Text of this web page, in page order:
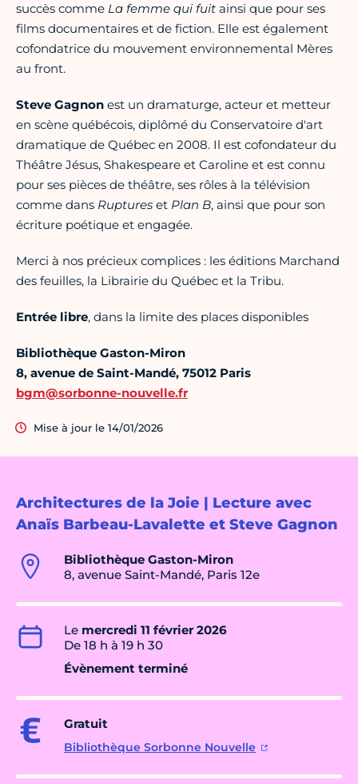
Architectures de la Joie | Lecture avec
Anaïs Barbeau-Lavalette et Steve Gagnon
Bibliothèque Gaston-Miron
8, avenue Saint-Mandé, Paris 12e
Le mercredi 11 février 2026
De 18 h à 19 h 30
Évènement terminé
Gratuit
Bibliothèque Sorbonne Nouvelle
succès comme La femme qui fuit ainsi que pour ses
films documentaires et de fiction. Elle est également
cofondatrice du mouvement environnemental Mères
au front.
Steve Gagnon est un dramaturge, acteur et metteur
en scène québécois, diplômé du Conservatoire d'art
dramatique de Québec en 2008. Il est cofondateur du
Théâtre Jésus, Shakespeare et Caroline et est connu
pour ses pièces de théâtre, ses rôles à la télévision
comme dans Ruptures et Plan B, ainsi que pour son
écriture poétique et engagée.
Merci à nos précieux complices : les éditions Marchand
des feuilles, la Librairie du Québec et la Tribu.
Entrée libre, dans la limite des places disponibles
Bibliothèque Gaston-Miron
8, avenue de Saint-Mandé, 75012 Paris
bgm@sorbonne-nouvelle.fr
Mise à jour le 14/01/2026